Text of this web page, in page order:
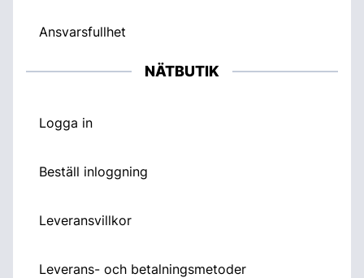
Ansvarsfullhet
NÄTBUTIK
Logga in
Beställ inloggning
Leveransvillkor
Leverans- och betalningsmetoder